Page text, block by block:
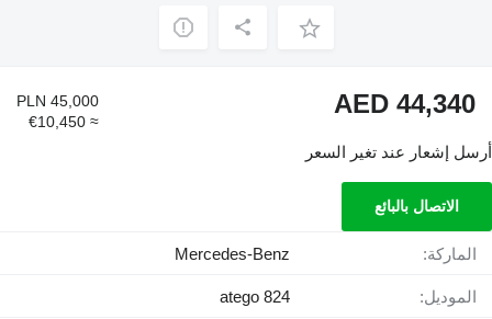
AED 44,340
PLN 45,000
≈ €10,450
أرسل إشعار عند تغير السعر
الاتصال بالبائع
الماركة: Mercedes-Benz
الموديل: atego 824